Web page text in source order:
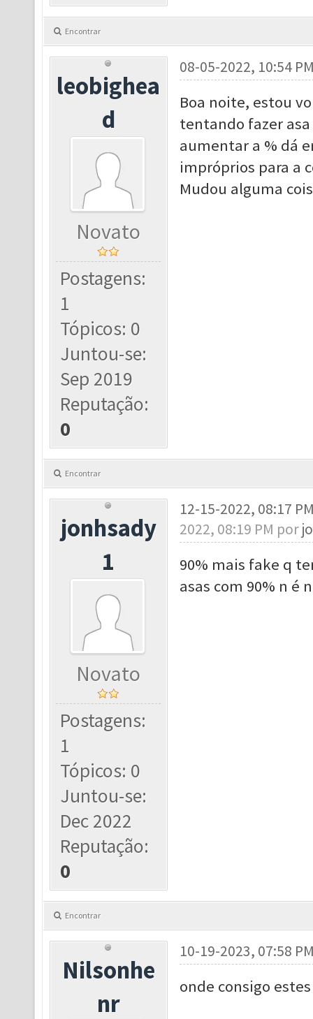
Encontrar
leobighea
d
Novato
Postagens:
1
Tópicos: 0
Juntou-se:
Sep 2019
Reputação:
0
08-05-2022, 10:54
Boa noite, estou
tentando fazer
aumentar a % dá
impróprios para a
Mudou alguma
Encontrar
jonhsady
1
Novato
Postagens:
1
Tópicos: 0
Juntou-se:
Dec 2022
Reputação:
0
12-15-2022, 08:17
2022, 08:19 PM por
90% mais fake q
asas com 90% n é
Encontrar
Nilsonhe
nr
10-19-2023, 07:58
onde consigo